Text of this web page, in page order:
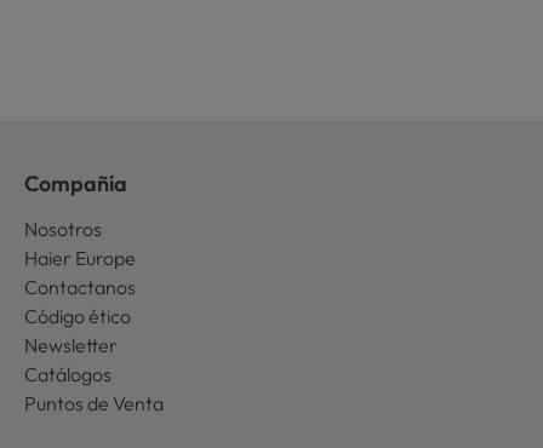
Compañía
Nosotros
Haier Europe
Contactanos
Código ético
Newsletter
Catálogos
Puntos de Venta